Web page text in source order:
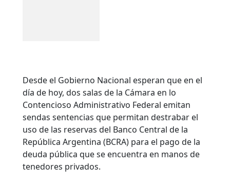
Desde el Gobierno Nacional esperan que en el
día de hoy, dos salas de la Cámara en lo
Contencioso Administrativo Federal emitan
sendas sentencias que permitan destrabar el
uso de las reservas del Banco Central de la
República Argentina (BCRA) para el pago de la
deuda pública que se encuentra en manos de
tenedores privados.